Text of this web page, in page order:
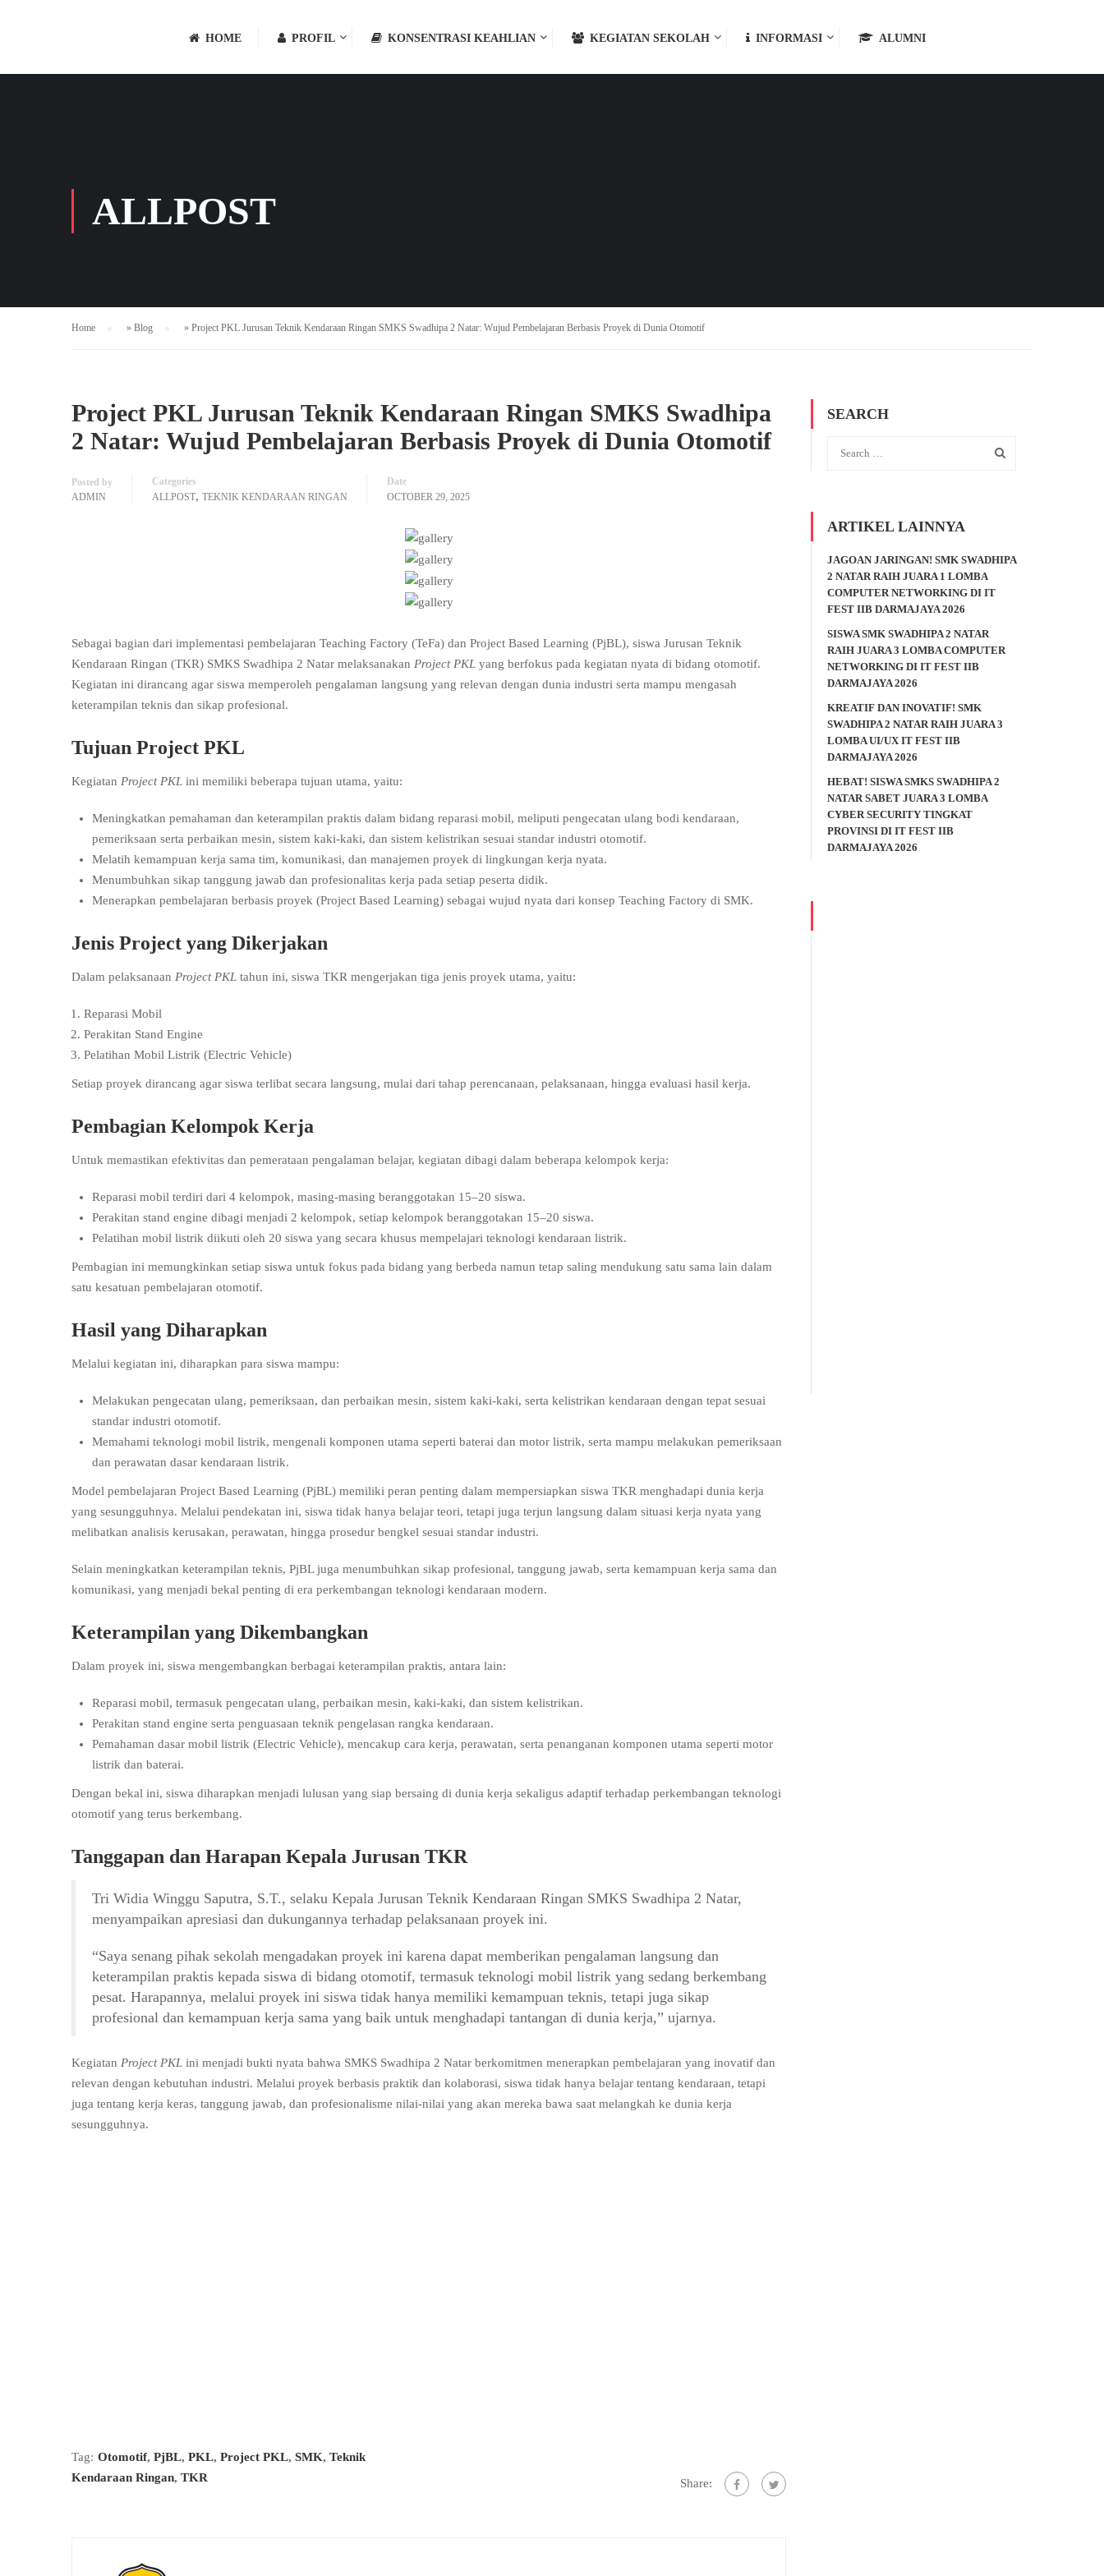
HOME PROFIL KONSENTRASI KEAHLIAN KEGIATAN SEKOLAH INFORMASI ALUMNI
ALLPOST
Home » Blog » Project PKL Jurusan Teknik Kendaraan Ringan SMKS Swadhipa 2 Natar: Wujud Pembelajaran Berbasis Proyek di Dunia Otomotif
Project PKL Jurusan Teknik Kendaraan Ringan SMKS Swadhipa
2 Natar: Wujud Pembelajaran Berbasis Proyek di Dunia Otomotif
Posted by
ADMIN
Categories
ALLPOST, TEKNIK KENDARAAN RINGAN
Date
OCTOBER 29, 2025
Sebagai bagian dari implementasi pembelajaran Teaching Factory (TeFa) dan Project Based Learning (PjBL), siswa Jurusan Teknik
Kendaraan Ringan (TKR) SMKS Swadhipa 2 Natar melaksanakan Project PKL yang berfokus pada kegiatan nyata di bidang otomotif.
Kegiatan ini dirancang agar siswa memperoleh pengalaman langsung yang relevan dengan dunia industri serta mampu mengasah
keterampilan teknis dan sikap profesional.
Tujuan Project PKL
Kegiatan Project PKL ini memiliki beberapa tujuan utama, yaitu:
Meningkatkan pemahaman dan keterampilan praktis dalam bidang reparasi mobil, meliputi pengecatan ulang bodi kendaraan,
pemeriksaan serta perbaikan mesin, sistem kaki-kaki, dan sistem kelistrikan sesuai standar industri otomotif.
Melatih kemampuan kerja sama tim, komunikasi, dan manajemen proyek di lingkungan kerja nyata.
Menumbuhkan sikap tanggung jawab dan profesionalitas kerja pada setiap peserta didik.
Menerapkan pembelajaran berbasis proyek (Project Based Learning) sebagai wujud nyata dari konsep Teaching Factory di SMK.
Jenis Project yang Dikerjakan
Dalam pelaksanaan Project PKL tahun ini, siswa TKR mengerjakan tiga jenis proyek utama, yaitu:
Reparasi Mobil
Perakitan Stand Engine
Pelatihan Mobil Listrik (Electric Vehicle)
Setiap proyek dirancang agar siswa terlibat secara langsung, mulai dari tahap perencanaan, pelaksanaan, hingga evaluasi hasil kerja.
Pembagian Kelompok Kerja
Untuk memastikan efektivitas dan pemerataan pengalaman belajar, kegiatan dibagi dalam beberapa kelompok kerja:
Reparasi mobil terdiri dari 4 kelompok, masing-masing beranggotakan 15–20 siswa.
Perakitan stand engine dibagi menjadi 2 kelompok, setiap kelompok beranggotakan 15–20 siswa.
Pelatihan mobil listrik diikuti oleh 20 siswa yang secara khusus mempelajari teknologi kendaraan listrik.
Pembagian ini memungkinkan setiap siswa untuk fokus pada bidang yang berbeda namun tetap saling mendukung satu sama lain dalam
satu kesatuan pembelajaran otomotif.
Hasil yang Diharapkan
Melalui kegiatan ini, diharapkan para siswa mampu:
Melakukan pengecatan ulang, pemeriksaan, dan perbaikan mesin, sistem kaki-kaki, serta kelistrikan kendaraan dengan tepat sesuai
standar industri otomotif.
Memahami teknologi mobil listrik, mengenali komponen utama seperti baterai dan motor listrik, serta mampu melakukan pemeriksaan
dan perawatan dasar kendaraan listrik.
Model pembelajaran Project Based Learning (PjBL) memiliki peran penting dalam mempersiapkan siswa TKR menghadapi dunia kerja
yang sesungguhnya. Melalui pendekatan ini, siswa tidak hanya belajar teori, tetapi juga terjun langsung dalam situasi kerja nyata yang
melibatkan analisis kerusakan, perawatan, hingga prosedur bengkel sesuai standar industri.
Selain meningkatkan keterampilan teknis, PjBL juga menumbuhkan sikap profesional, tanggung jawab, serta kemampuan kerja sama dan
komunikasi, yang menjadi bekal penting di era perkembangan teknologi kendaraan modern.
Keterampilan yang Dikembangkan
Dalam proyek ini, siswa mengembangkan berbagai keterampilan praktis, antara lain:
Reparasi mobil, termasuk pengecatan ulang, perbaikan mesin, kaki-kaki, dan sistem kelistrikan.
Perakitan stand engine serta penguasaan teknik pengelasan rangka kendaraan.
Pemahaman dasar mobil listrik (Electric Vehicle), mencakup cara kerja, perawatan, serta penanganan komponen utama seperti motor
listrik dan baterai.
Dengan bekal ini, siswa diharapkan menjadi lulusan yang siap bersaing di dunia kerja sekaligus adaptif terhadap perkembangan teknologi
otomotif yang terus berkembang.
Tanggapan dan Harapan Kepala Jurusan TKR
Tri Widia Winggu Saputra, S.T., selaku Kepala Jurusan Teknik Kendaraan Ringan SMKS Swadhipa 2 Natar,
menyampaikan apresiasi dan dukungannya terhadap pelaksanaan proyek ini.
“Saya senang pihak sekolah mengadakan proyek ini karena dapat memberikan pengalaman langsung dan
keterampilan praktis kepada siswa di bidang otomotif, termasuk teknologi mobil listrik yang sedang berkembang
pesat. Harapannya, melalui proyek ini siswa tidak hanya memiliki kemampuan teknis, tetapi juga sikap
profesional dan kemampuan kerja sama yang baik untuk menghadapi tantangan di dunia kerja,” ujarnya.
Kegiatan Project PKL ini menjadi bukti nyata bahwa SMKS Swadhipa 2 Natar berkomitmen menerapkan pembelajaran yang inovatif dan
relevan dengan kebutuhan industri. Melalui proyek berbasis praktik dan kolaborasi, siswa tidak hanya belajar tentang kendaraan, tetapi
juga tentang kerja keras, tanggung jawab, dan profesionalisme nilai-nilai yang akan mereka bawa saat melangkah ke dunia kerja
sesungguhnya.
Tag: Otomotif, PjBL, PKL, Project PKL, SMK, Teknik
Kendaraan Ringan, TKR Share:
SEARCH
ARTIKEL LAINNYA
JAGOAN JARINGAN! SMK SWADHIPA
2 NATAR RAIH JUARA 1 LOMBA
COMPUTER NETWORKING DI IT
FEST IIB DARMAJAYA 2026
SISWA SMK SWADHIPA 2 NATAR
RAIH JUARA 3 LOMBA COMPUTER
NETWORKING DI IT FEST IIB
DARMAJAYA 2026
KREATIF DAN INOVATIF! SMK
SWADHIPA 2 NATAR RAIH JUARA 3
LOMBA UI/UX IT FEST IIB
DARMAJAYA 2026
HEBAT! SISWA SMKS SWADHIPA 2
NATAR SABET JUARA 3 LOMBA
CYBER SECURITY TINGKAT
PROVINSI DI IT FEST IIB
DARMAJAYA 2026